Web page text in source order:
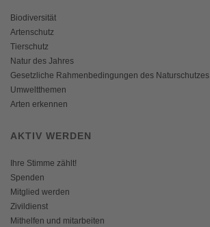
Biodiversität
Artenschutz
Tierschutz
Natur des Jahres
Gesetzliche Rahmenbedingungen des Naturschutzes
Umweltthemen
Arten erkennen
AKTIV WERDEN
Ihre Stimme zählt!
Spenden
Mitglied werden
Zivildienst
Mithelfen und mitarbeiten